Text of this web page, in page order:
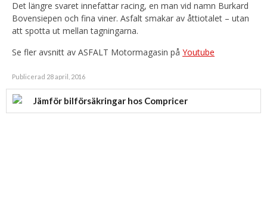
Det längre svaret innefattar racing, en man vid namn Burkard
Bovensiepen och fina viner. Asfalt smakar av åttiotalet – utan
att spotta ut mellan tagningarna.
Se fler avsnitt av ASFALT Motormagasin på Youtube
Publicerad 28 april, 2016
Jämför bilförsäkringar hos Compricer